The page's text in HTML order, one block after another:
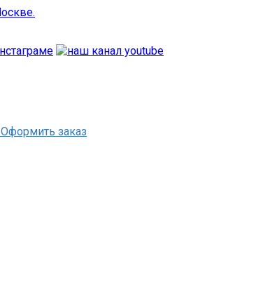
Оформить заказ